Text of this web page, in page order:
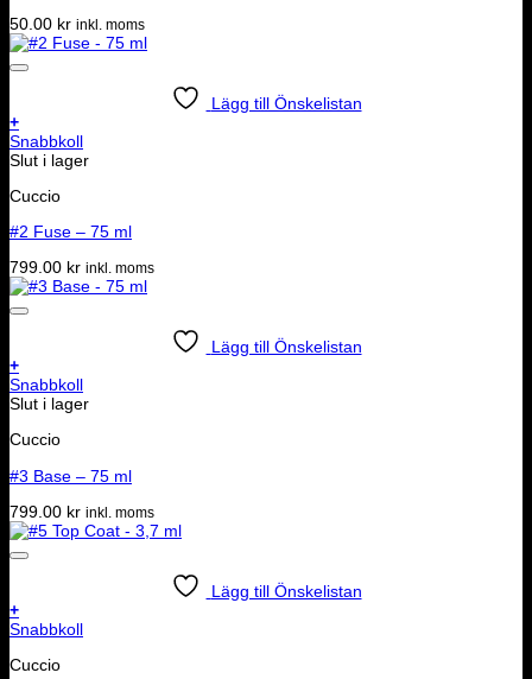
50.00 kr inkl. moms
Lägg till Önskelistan
+
Snabbkoll
Slut i lager
Cuccio
#2 Fuse – 75 ml
799.00 kr inkl. moms
Lägg till Önskelistan
+
Snabbkoll
Slut i lager
Cuccio
#3 Base – 75 ml
799.00 kr inkl. moms
Lägg till Önskelistan
+
Snabbkoll
Cuccio